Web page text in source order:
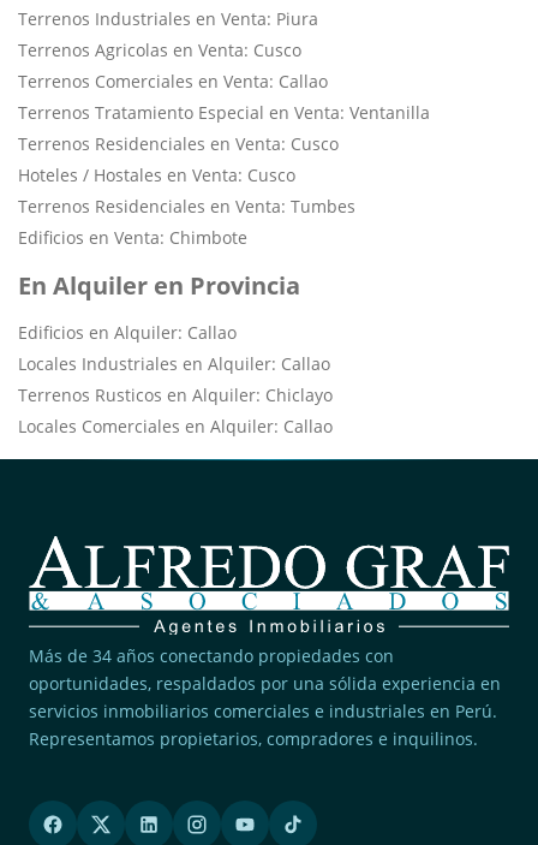
Terrenos Industriales en Venta: Piura
Terrenos Agricolas en Venta: Cusco
Terrenos Comerciales en Venta: Callao
Terrenos Tratamiento Especial en Venta: Ventanilla
Terrenos Residenciales en Venta: Cusco
Hoteles / Hostales en Venta: Cusco
Terrenos Residenciales en Venta: Tumbes
Edificios en Venta: Chimbote
En Alquiler en Provincia
Edificios en Alquiler: Callao
Locales Industriales en Alquiler: Callao
Terrenos Rusticos en Alquiler: Chiclayo
Locales Comerciales en Alquiler: Callao
Más de 34 años conectando propiedades con
oportunidades, respaldados por una sólida experiencia en
servicios inmobiliarios comerciales e industriales en Perú.
Representamos propietarios, compradores e inquilinos.